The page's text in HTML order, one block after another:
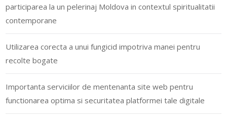
participarea la un pelerinaj Moldova in contextul spiritualitatii
contemporane
Utilizarea corecta a unui fungicid impotriva manei pentru
recolte bogate
Importanta serviciilor de mentenanta site web pentru
functionarea optima si securitatea platformei tale digitale